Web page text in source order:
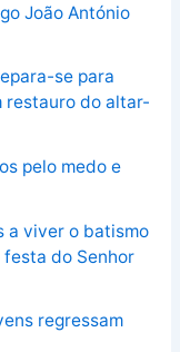
João António
se para
restauro do altar-
pelo medo e
a viver o batismo
do Senhor
regressam